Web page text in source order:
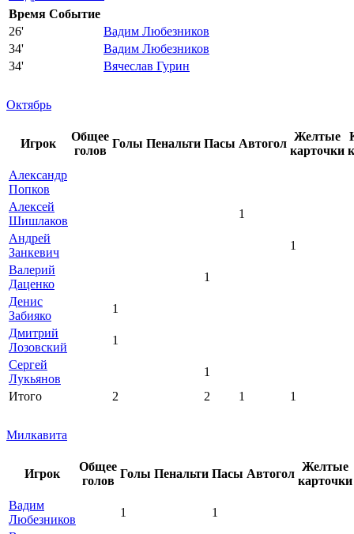
Время Событие
26'
Вадим Любезников
34'
Вадим Любезников
34'
Вячеслав Гурин
Октябрь
Игрок
Общее
голов
Голы Пенальти Пасы Автогол
Желтые
карточки
Александр
Попков
Алексей
Шишлаков
1
Андрей
Занкевич
1
Валерий
Даценко
1
Денис
Забияко
1
Дмитрий
Лозовский
1
Сергей
Лукьянов
1
Итого
2 2 1 1
Милкавита
Игрок
Общее
голов
Голы Пенальти Пасы Автогол
Желтые
карточки
Вадим
Любезников
1
1